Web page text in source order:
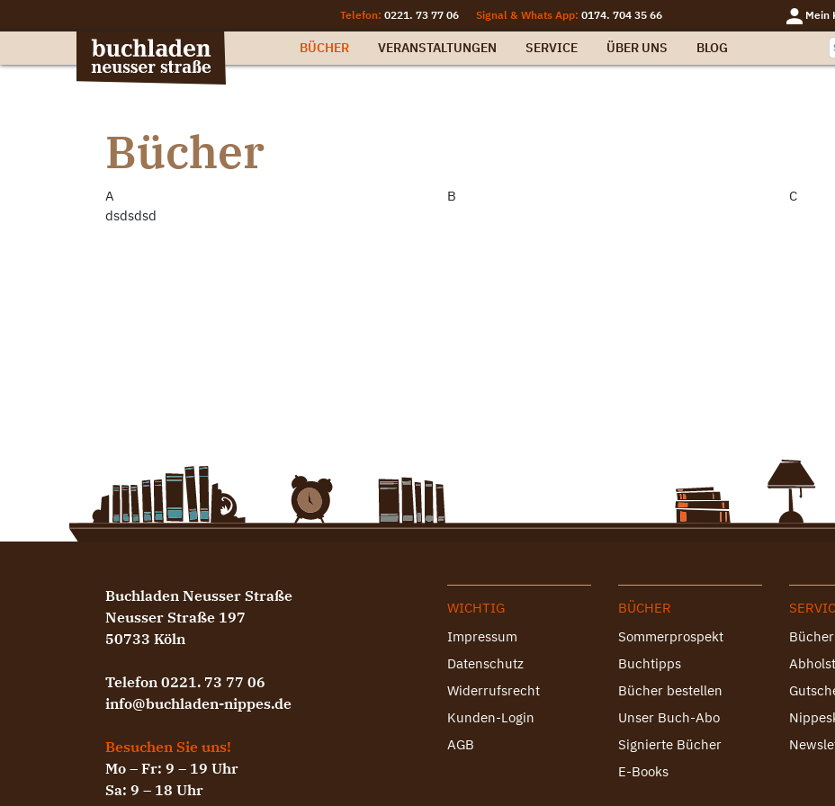
Telefon: 0221. 73 77 06 Signal & Whats App: 0174. 704 35 66 Mein
BÜCHER VERANSTALTUNGEN SERVICE ÜBER UNS BLOG
Bücher
A
dsdsdsd
B C
Buchladen Neusser Straße
Neusser Straße 197
50733 Köln
Telefon 0221. 73 77 06
info@buchladen-nippes.de
Besuchen Sie uns!
Mo – Fr: 9 – 19 Uhr
Sa: 9 – 18 Uhr
WICHTIG
Impressum
Datenschutz
Widerrufsrecht
Kunden-Login
AGB
BÜCHER
Sommerprospekt
Buchtipps
Bücher bestellen
Unser Buch-Abo
Signierte Bücher
E-Books